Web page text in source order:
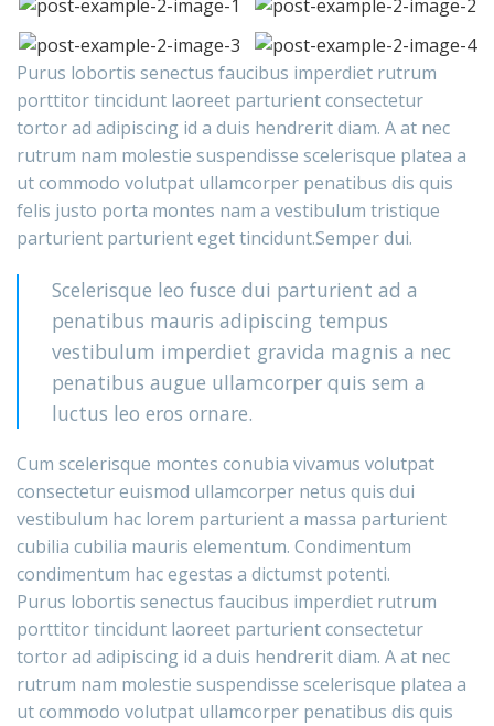
Purus lobortis senectus faucibus imperdiet rutrum
porttitor tincidunt laoreet parturient consectetur
tortor ad adipiscing id a duis hendrerit diam. A at nec
rutrum nam molestie suspendisse scelerisque platea a
ut commodo volutpat ullamcorper penatibus dis quis
felis justo porta montes nam a vestibulum tristique
parturient parturient eget tincidunt.Semper dui.
Scelerisque leo fusce dui parturient ad a
penatibus mauris adipiscing tempus
vestibulum imperdiet gravida magnis a nec
penatibus augue ullamcorper quis sem a
luctus leo eros ornare.
Cum scelerisque montes conubia vivamus volutpat
consectetur euismod ullamcorper netus quis dui
vestibulum hac lorem parturient a massa parturient
cubilia cubilia mauris elementum. Condimentum
condimentum hac egestas a dictumst potenti.
Purus lobortis senectus faucibus imperdiet rutrum
porttitor tincidunt laoreet parturient consectetur
tortor ad adipiscing id a duis hendrerit diam. A at nec
rutrum nam molestie suspendisse scelerisque platea a
ut commodo volutpat ullamcorper penatibus dis quis